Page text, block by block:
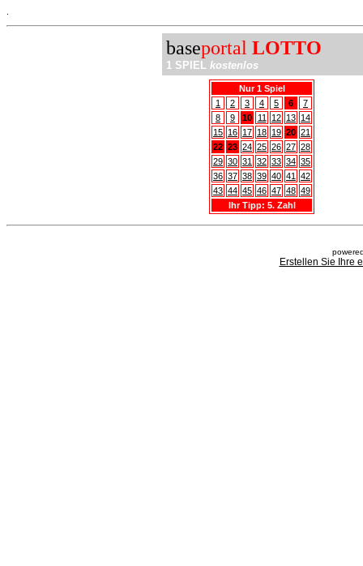
baseportal LOTTO
1 SPIEL kostenlos
Nur 1 Spiel
1
2 3 4 5 6
7
8
9 10 11 12 13 14
15 16 17 18 19 20 21
22 23 24 25 26 27 28
29 30 31 32 33 34 35
36 37 38 39 40 41
42
43 44 45 46 47 48 49
Ihr Tipp: 5. Zahl
Erstellen Sie Ihre